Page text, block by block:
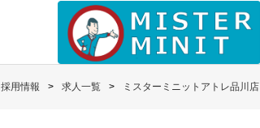
採用情報 求人一覧 ミスターミニットアトレ品川店